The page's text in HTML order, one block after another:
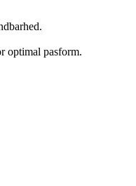
optimal pasform.